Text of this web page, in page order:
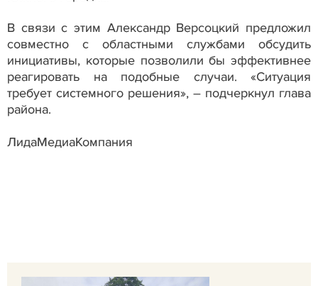
В связи с этим Александр Версоцкий предложил
совместно с областными службами обсудить
инициативы, которые позволили бы эффективнее
реагировать на подобные случаи. «Ситуация
требует системного решения», – подчеркнул глава
района.
ЛидаМедиаКомпания